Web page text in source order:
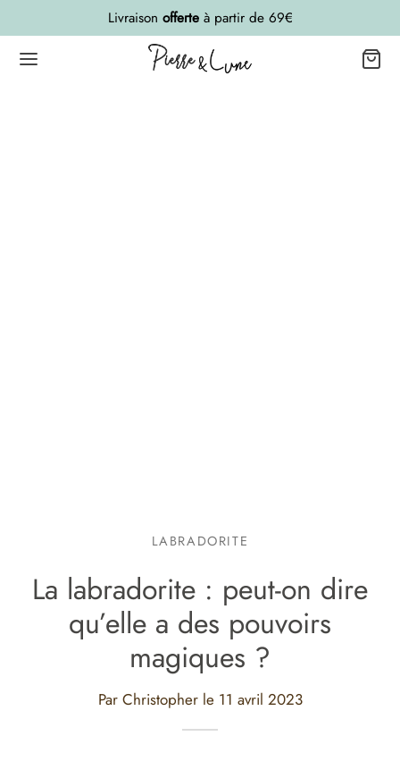
Livraison offerteà partir de 69€
LABRADORITE
La labradorite : peut-on dire
qu’elle a des pouvoirs
magiques ?
Par Christopher le 11 avril 2023